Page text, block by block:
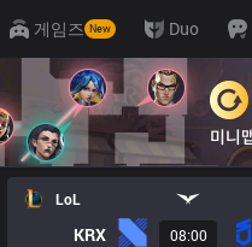
게임즈 New Duo
LoL
KRX 08:00